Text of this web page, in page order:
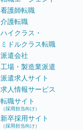
看護師転職
介護転職
ハイクラス・
ミドルクラス転職
派遣会社
工場・製造業派遣
派遣求人サイト
求人情報サービス
転職サイト
（採用担当向け）
新卒採用サイト
（採用担当向け）